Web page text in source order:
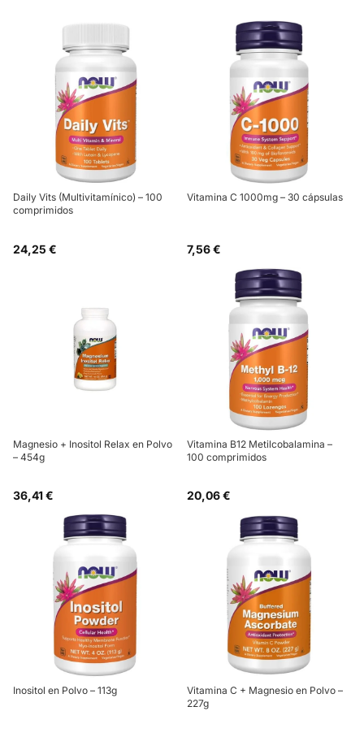
Daily Vits (Multivitamínico) – 100
comprimidos
24,25 €
Vitamina C 1000mg – 30 cápsulas
7,56 €
Magnesio + Inositol Relax en Polvo
– 454g
36,41 €
Vitamina B12 Metilcobalamina –
100 comprimidos
20,06 €
Inositol en Polvo – 113g
Vitamina C + Magnesio en Polvo –
227g